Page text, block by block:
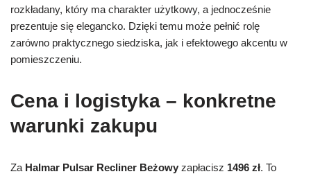
rozkładany, który ma charakter użytkowy, a jednocześnie
prezentuje się elegancko. Dzięki temu może pełnić rolę
zarówno praktycznego siedziska, jak i efektowego akcentu w
pomieszczeniu.
Cena i logistyka – konkretne
warunki zakupu
Za Halmar Pulsar Recliner Beżowy zapłacisz 1496 zł. To